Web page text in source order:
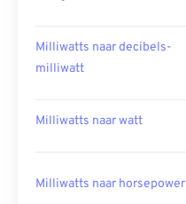
Milliwatts naar decibels-
milliwatt
Milliwatts naar watt
Milliwatts naar horsepower